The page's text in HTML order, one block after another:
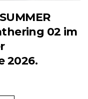
02 im
2026.